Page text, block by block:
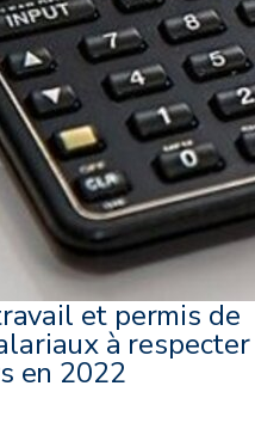
et permis de
à respecter
en 2022